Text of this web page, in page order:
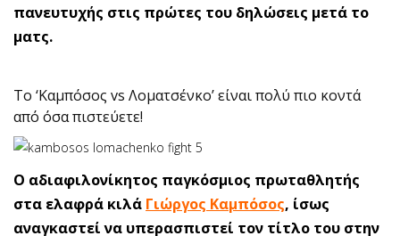
πανευτυχής στις πρώτες του δηλώσεις μετά το
ματς.
To ‘Καμπόσος vs Λοματσένκο’ είναι πολύ πιο κοντά
από όσα πιστεύετε!
Ο αδιαφιλονίκητος παγκόσμιος πρωταθλητής
στα ελαφρά κιλά Γιώργος Καμπόσος, ίσως
αναγκαστεί να υπερασπιστεί τον τίτλο του στην